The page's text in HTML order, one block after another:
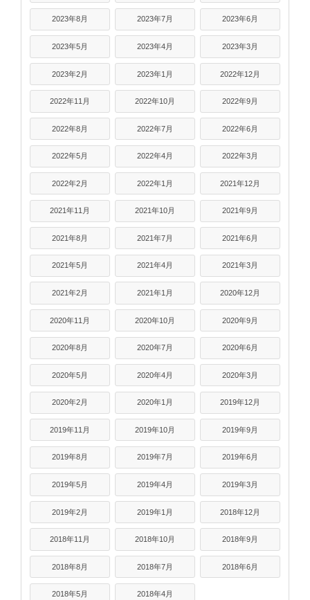
2023年8月 2023年7月 2023年6月
2023年5月 2023年4月 2023年3月
2023年2月 2023年1月 2022年12月
2022年11月 2022年10月 2022年9月
2022年8月 2022年7月 2022年6月
2022年5月 2022年4月 2022年3月
2022年2月 2022年1月 2021年12月
2021年11月 2021年10月 2021年9月
2021年8月 2021年7月 2021年6月
2021年5月 2021年4月 2021年3月
2021年2月 2021年1月 2020年12月
2020年11月 2020年10月 2020年9月
2020年8月 2020年7月 2020年6月
2020年5月 2020年4月 2020年3月
2020年2月 2020年1月 2019年12月
2019年11月 2019年10月 2019年9月
2019年8月 2019年7月 2019年6月
2019年5月 2019年4月 2019年3月
2019年2月 2019年1月 2018年12月
2018年11月 2018年10月 2018年9月
2018年8月 2018年7月 2018年6月
2018年5月 2018年4月